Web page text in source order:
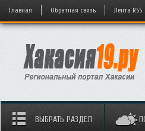
Главная Обратная связь Лента RSS
ВЫБРАТЬ РАЗДЕЛ